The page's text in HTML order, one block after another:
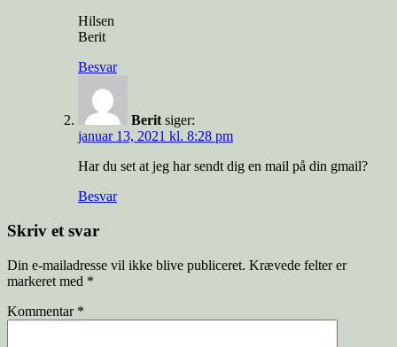
Hilsen
Berit
Besvar
Berit siger:
januar 13, 2021 kl. 8:28 pm
Har du set at jeg har sendt dig en mail på din gmail?
Besvar
Skriv et svar
Din e-mailadresse vil ikke blive publiceret. Krævede felter er
markeret med *
Kommentar *